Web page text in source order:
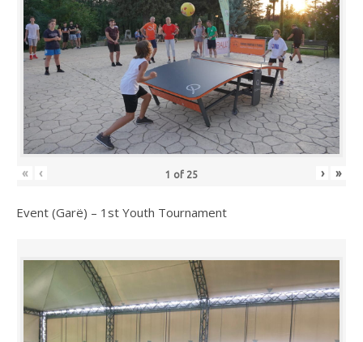
« ‹ 1 of 25 › »
Event (Garë) – 1st Youth Tournament